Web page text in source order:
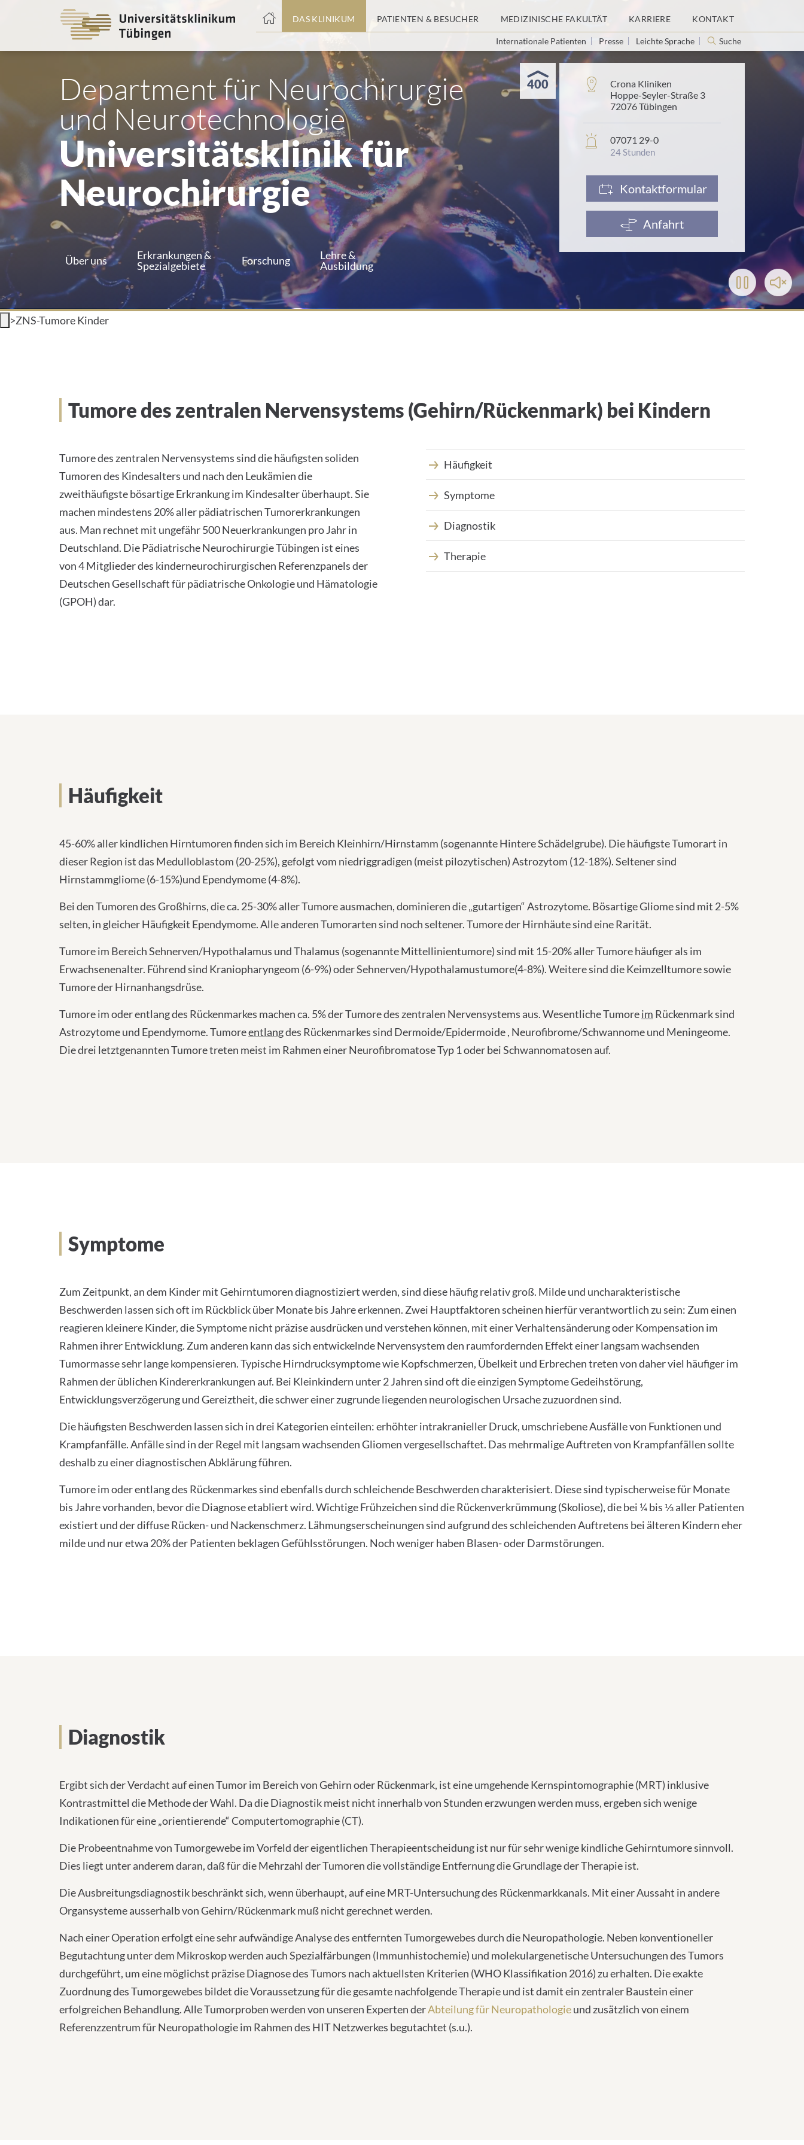
DAS KLINIKUM PATIENTEN & BESUCHER MEDIZINISCHE FAKULTÄT KARRIERE KONTAKT
Internationale Patienten Presse Leichte Sprache Suche
Play/Pause
Video
Department für Neurochirurgie
und Neurotechnologie
Universitätsklinik für
Neurochirurgie
Über uns
Erkrankungen &
Spezialgebiete
Forschung
Lehre &
Ausbildung
400 Adresse:
Crona Kliniken
Hoppe-Seyler-Straße 3
72076 Tübingen
In
Notfällen:
07071 29-0
24 Stunden
Kontaktformular
Anfahrt
>ZNS-Tumore Kinder
Tumore des zentralen Nerven­systems (Gehirn/­Rückenmark) bei Kindern
Tumore des zentralen Nervensystems sind die häufigsten soliden
Tumoren des Kindesalters und nach den Leukämien die
zweithäufigste bösartige Erkrankung im Kindesalter überhaupt. Sie
machen mindestens 20% aller pädiatrischen Tumorerkrankungen
aus. Man rechnet mit ungefähr 500 Neuerkrankungen pro Jahr in
Deutschland. Die Pädiatrische Neurochirurgie Tübingen ist eines
von 4 Mitglieder des kinderneurochirurgischen Referenzpanels der
Deutschen Gesellschaft für pädiatrische Onkologie und Hämatologie
(GPOH) dar.
Häufigkeit
Symptome
Diagnostik
Therapie
Häufigkeit
45-60% aller kindlichen Hirntumoren finden sich im Bereich Kleinhirn/Hirnstamm (sogenannte Hintere Schädelgrube). Die häufigste Tumorart in
dieser Region ist das Medulloblastom (20-25%), gefolgt vom niedriggradigen (meist pilozytischen) Astrozytom (12-18%). Seltener sind
Hirnstammgliome (6-15%)und Ependymome (4-8%).
Bei den Tumoren des Großhirns, die ca. 25-30% aller Tumore ausmachen, dominieren die „gutartigen“ Astrozytome. Bösartige Gliome sind mit 2-5%
selten, in gleicher Häufigkeit Ependymome. Alle anderen Tumorarten sind noch seltener. Tumore der Hirnhäute sind eine Rarität.
Tumore im Bereich Sehnerven/Hypothalamus und Thalamus (sogenannte Mittellinientumore) sind mit 15-20% aller Tumore häufiger als im
Erwachsenenalter. Führend sind Kraniopharyngeom (6-9%) oder Sehnerven/Hypothalamustumore(4-8%). Weitere sind die Keimzelltumore sowie
Tumore der Hirnanhangsdrüse.
Tumore im oder entlang des Rückenmarkes machen ca. 5% der Tumore des zentralen Nervensystems aus. Wesentliche Tumoreim Rückenmark sind
Astrozytome und Ependymome. Tumoreentlangdes Rückenmarkes sind Dermoide/Epidermoide , Neurofibrome/Schwannome und Meningeome.
Die drei letztgenannten Tumore treten meist im Rahmen einer Neurofibromatose Typ 1 oder bei Schwannomatosen auf.
Symptome
Zum Zeitpunkt, an dem Kinder mit Gehirntumoren diagnostiziert werden, sind diese häufig relativ groß. Milde und uncharakteristische
Beschwerden lassen sich oft im Rückblick über Monate bis Jahre erkennen. Zwei Hauptfaktoren scheinen hierfür verantwortlich zu sein: Zum einen
reagieren kleinere Kinder, die Symptome nicht präzise ausdrücken und verstehen können, mit einer Verhaltensänderung oder Kompensation im
Rahmen ihrer Entwicklung. Zum anderen kann das sich entwickelnde Nervensystem den raumfordernden Effekt einer langsam wachsenden
Tumormasse sehr lange kompensieren. Typische Hirndrucksymptome wie Kopfschmerzen, Übelkeit und Erbrechen treten von daher viel häufiger im
Rahmen der üblichen Kindererkrankungen auf. Bei Kleinkindern unter 2 Jahren sind oft die einzigen Symptome Gedeihstörung,
Entwicklungsverzögerung und Gereiztheit, die schwer einer zugrunde liegenden neurologischen Ursache zuzuordnen sind.
Die häufigsten Beschwerden lassen sich in drei Kategorien einteilen: erhöhter intrakranieller Druck, umschriebene Ausfälle von Funktionen und
Krampfanfälle. Anfälle sind in der Regel mit langsam wachsenden Gliomen vergesellschaftet. Das mehrmalige Auftreten von Krampfanfällen sollte
deshalb zu einer diagnostischen Abklärung führen.
Tumore im oder entlang des Rückenmarkes sind ebenfalls durch schleichende Beschwerden charakterisiert. Diese sind typischerweise für Monate
bis Jahre vorhanden, bevor die Diagnose etabliert wird. Wichtige Frühzeichen sind die Rückenverkrümmung (Skoliose), die bei ¼ bis ⅓ aller Patienten
existiert und der diffuse Rücken- und Nackenschmerz. Lähmungserscheinungen sind aufgrund des schleichenden Auftretens bei älteren Kindern eher
milde und nur etwa 20% der Patienten beklagen Gefühlsstörungen. Noch weniger haben Blasen- oder Darmstörungen.
Diagnostik
Ergibt sich der Verdacht auf einen Tumor im Bereich von Gehirn oder Rückenmark, ist eine umgehende Kernspintomographie (MRT) inklusive
Kontrastmittel die Methode der Wahl. Da die Diagnostik meist nicht innerhalb von Stunden erzwungen werden muss, ergeben sich wenige
Indikationen für eine „orientierende“ Computertomographie (CT).
Die Probeentnahme von Tumorgewebe im Vorfeld der eigentlichen Therapieentscheidung ist nur für sehr wenige kindliche Gehirntumore sinnvoll.
Dies liegt unter anderem daran, daß für die Mehrzahl der Tumoren die vollständige Entfernung die Grundlage der Therapie ist.
Die Ausbreitungsdiagnostik beschränkt sich, wenn überhaupt, auf eine MRT-Untersuchung des Rückenmarkkanals. Mit einer Aussaht in andere
Organsysteme ausserhalb von Gehirn/Rückenmark muß nicht gerechnet werden.
Nach einer Operation erfolgt eine sehr aufwändige Analyse des entfernten Tumorgewebes durch die Neuropathologie. Neben konventioneller
Begutachtung unter dem Mikroskop werden auch Spezialfärbungen (Immunhistochemie) und molekulargenetische Untersuchungen des Tumors
durchgeführt, um eine möglichst präzise Diagnose des Tumors nach aktuellsten Kriterien (WHO Klassifikation 2016) zu erhalten. Die exakte
Zuordnung des Tumorgewebes bildet die Voraussetzung für die gesamte nachfolgende Therapie und ist damit ein zentraler Baustein einer
erfolgreichen Behandlung. Alle Tumorproben werden von unseren Experten derAbteilung für Neuropathologieund zusätzlich von einem
Referenzzentrum für Neuropathologie im Rahmen des HIT Netzwerkes begutachtet (s.u.).